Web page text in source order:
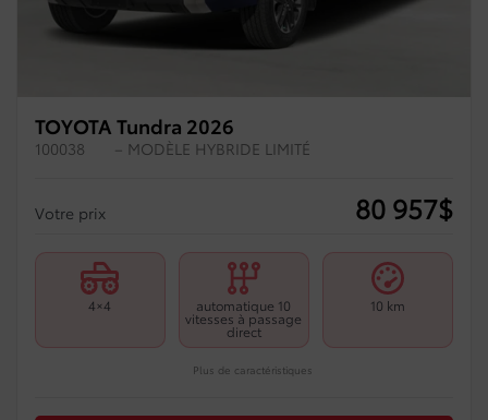
TOYOTA Tundra 2026
100038 – MODÈLE HYBRIDE LIMITÉ
Votre prix 80 957$
4×4 automatique 10
vitesses à passage
direct
10 km
Plus de caractéristiques